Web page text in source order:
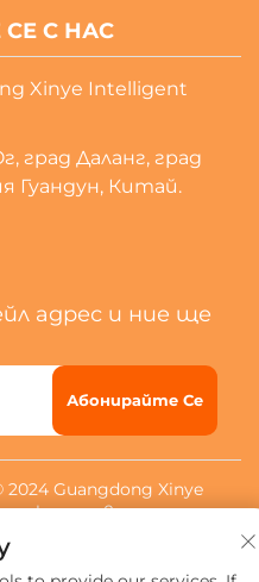
С НАС
Xinye Intelligent
град Даланг, град
Гуандун, Китай.
адрес и ние ще
Абонирайте Се
2024 Guangdong Xinye
за поверителност